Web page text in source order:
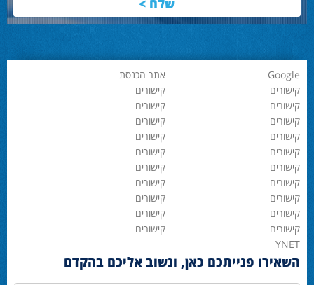
Google אתר הכנסת
YNET
קישורים קישורים
קישורים קישורים
קישורים קישורים
קישורים קישורים
קישורים קישורים
קישורים קישורים
קישורים קישורים
קישורים קישורים
קישורים קישורים
קישורים קישורים
השאירו פנייתכם כאן, ונשוב אליכם בהקדם